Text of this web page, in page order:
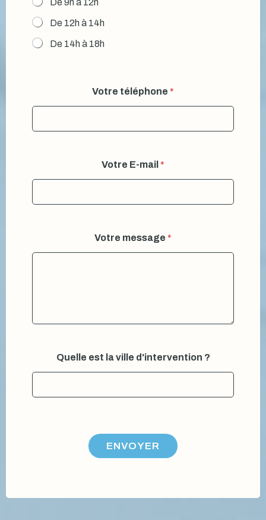
De 9h à 12h
De 12h à 14h
De 14h à 18h
Votre téléphone *
Votre E-mail *
Votre message *
Quelle est la ville d'intervention ?
ENVOYER